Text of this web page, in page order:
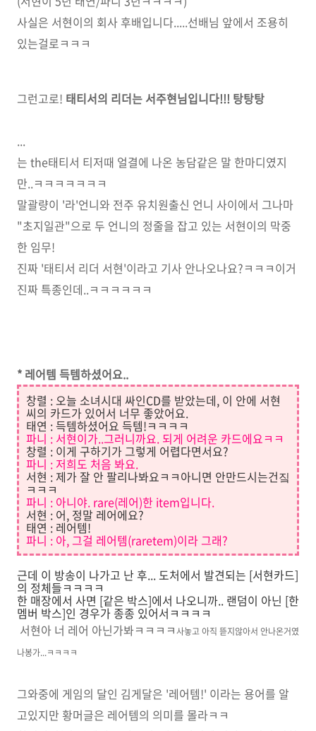
사실은 서현이의 회사 후배입니다.....선배님 앞에서 조용히
있는걸로ㅋㅋㅋ
그런고로! 태티서의 리더는 서주현님입니다!!! 탕탕탕
...
는 the태티서 티저때 얼결에 나온 농담같은 말 한마디였지
만..ㅋㅋㅋㅋㅋㅋㅋ
말괄량이 '라'언니와 전주 유치원출신 언니 사이에서 그나마
"초지일관"으로 두 언니의 정줄을 잡고 있는 서현이의 막중
한 임무!
진짜 '태티서 리더 서현'이라고 기사 안나오나요?ㅋㅋㅋ이거
진짜 특종인데..ㅋㅋㅋㅋㅋㅋ
* 레어템 득템하셨어요..
창렬 : 오늘 소녀시대 싸인CD를 받았는데, 이 안에 서현
씨의 카드가 있어서 너무 좋았어요.
태연 : 득템하셨어요 득템!ㅋㅋㅋㅋ
파니 : 서현이가..그러니까요. 되게 어려운 카드에요ㅋㅋ
창렬 : 이게 구하기가 그렇게 어렵다면서요?
파니 : 저희도 처음 봐요.
서현 : 제가 잘 안 팔리나봐요ㅋㅋ아니면 안만드시는건짘
ㅋㅋㅋ
파니 : 아니야. rare(레어)한 item입니다.
서현 : 어, 정말 레어에요?
태연 : 레어템!
파니 : 아, 그걸 레어템(raretem)이라 그래?
근데 이 방송이 나가고 난 후... 도처에서 발견되는 [서현카드]
의 정체들ㅋㅋㅋㅋ
한 매장에서 사면 [같은 박스]에서 나오니까.. 랜덤이 아닌 [한
멤버 박스]인 경우가 종종 있어서ㅋㅋㅋㅋ
서현아 너 레어 아닌가봐ㅋㅋㅋㅋ사놓고 아직 뜯지않아서 안나온거였
나봉가...ㅋㅋㅋㅋ
그와중에 게임의 달인 김게달은 '레어템!' 이라는 용어를 알
고있지만 황머글은 레어템의 의미를 몰라ㅋㅋ